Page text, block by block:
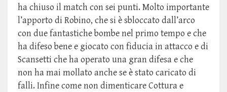
ha chiuso il match con sei punti. Molto importante
l’apporto di Robino, che si è sbloccato dall’arco
con due fantastiche bombe nel primo tempo e che
ha difeso bene e giocato con fiducia in attacco e di
Scansetti che ha operato una gran difesa e che
non ha mai mollato anche se è stato caricato di
falli. Infine come non dimenticare Cottura e